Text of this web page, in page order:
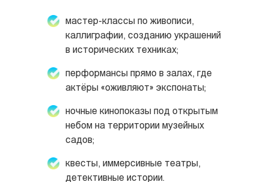
мастер-классы по живописи,
каллиграфии, созданию украшений
в исторических техниках;
перформансы прямо в залах, где
актёры «оживляют» экспонаты;
ночные кинопоказы под открытым
небом на территории музейных
садов;
квесты, иммерсивные театры,
детективные истории.